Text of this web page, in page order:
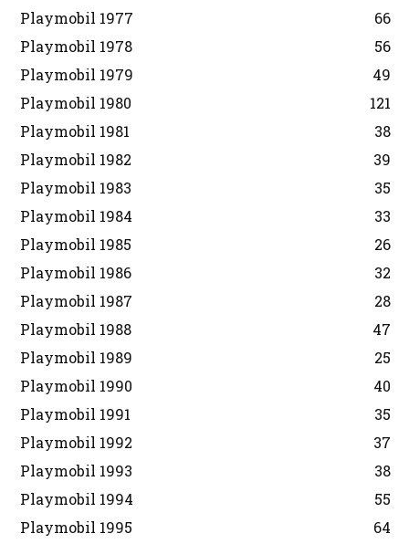
Playmobil 1977
66
Playmobil 1978
56
Playmobil 1979
49
Playmobil 1980
121
Playmobil 1981
38
Playmobil 1982
39
Playmobil 1983
35
Playmobil 1984
33
Playmobil 1985
26
Playmobil 1986
32
Playmobil 1987
28
Playmobil 1988
47
Playmobil 1989
25
Playmobil 1990
40
Playmobil 1991
35
Playmobil 1992
37
Playmobil 1993
38
Playmobil 1994
55
Playmobil 1995
64